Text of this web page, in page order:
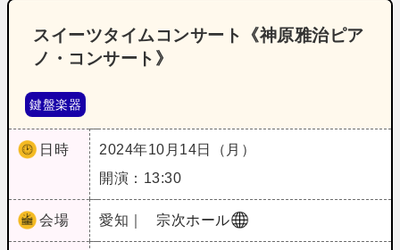
スイーツタイムコンサート《神原雅治ピア
ノ・コンサート》
鍵盤楽器
日時
2024年10月14日（月）
開演：13:30
会場 愛知｜ 宗次ホール